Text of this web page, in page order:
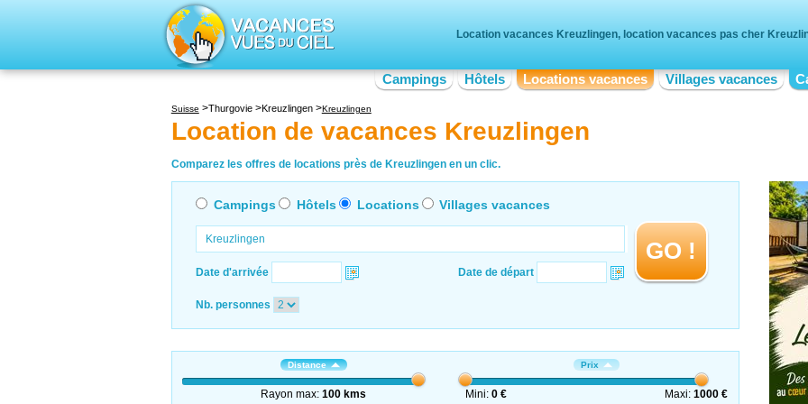
Location vacances Kreuzlingen, location vacances pas cher
Campings Hôtels Locations vacances Villages vacances
Suisse Thurgovie Kreuzlingen Kreuzlingen
Location de vacances Kreuzlingen
Comparez les offres de locations près de Kreuzlingen en un clic.
Campings Hôtels Locations Villages vacances
Date d'arrivée Date de départ
GO !
Nb. personnes
Distance
Rayon max:100 kms
Prix
Mini: 0 € Maxi:1000 €